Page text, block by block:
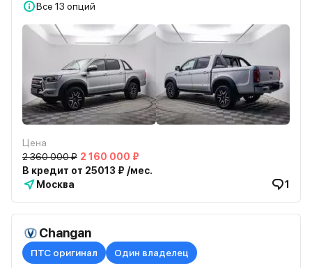
Все 13 опций
Цена
2 360 000 ₽ 2 160 000 ₽
В кредит от 25013 ₽ /мес.
Москва
1
Changan
ПТС оригинал Один владелец